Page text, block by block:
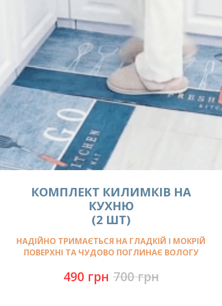
КОМПЛЕКТ КИЛИМКІВ НА
КУХНЮ
(2 ШТ)
НАДІЙНО ТРИМАЄТЬСЯ НА ГЛАДКІЙ І МОКРІЙ
ПОВЕРХНІ ТА ЧУДОВО ПОГЛИНАЄ ВОЛОГУ
490 грн 700 грн